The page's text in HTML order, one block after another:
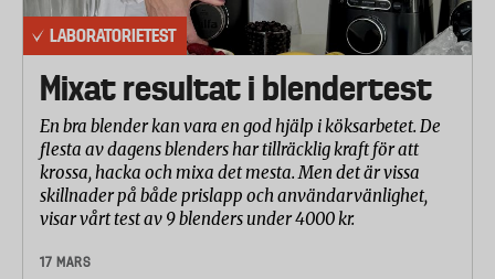
LABORATORIETEST
Mixat resultat i blendertest
En bra blender kan vara en god hjälp i köksarbetet. De
flesta av dagens blenders har tillräcklig kraft för att
krossa, hacka och mixa det mesta. Men det är vissa
skillnader på både prislapp och användarvänlighet,
visar vårt test av 9 blenders under 4000 kr.
17 MARS